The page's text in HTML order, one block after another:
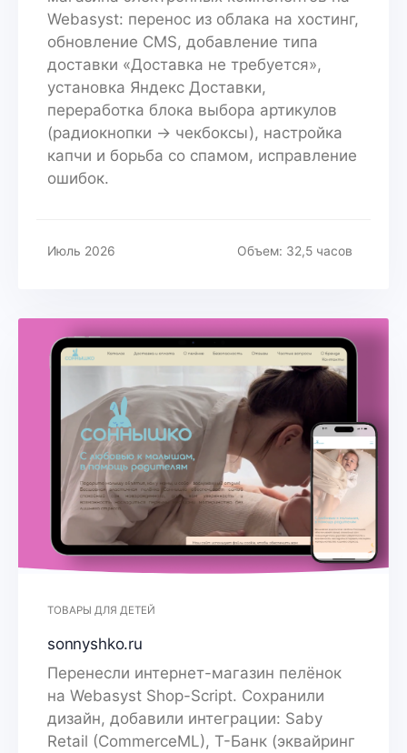
Webasyst: перенос из облака на хостинг,
обновление CMS, добавление типа
доставки «Доставка не требуется»,
установка Яндекс Доставки,
переработка блока выбора артикулов
(радиокнопки → чекбоксы), настройка
капчи и борьба со спамом, исправление
ошибок.
Июль 2026 Объем: 32,5 часов
ТОВАРЫ ДЛЯ ДЕТЕЙ
sonnyshko.ru
Перенесли интернет-магазин пелёнок
на Webasyst Shop-Script. Сохранили
дизайн, добавили интеграции: Saby
Retail (CommerceML), Т-Банк (эквайринг